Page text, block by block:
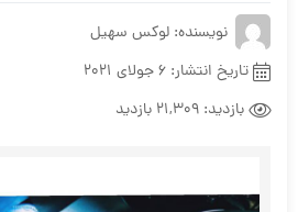
نویسنده: لوکس سهیل
تاریخ انتشار: 6 جولای 2021
بازدید: 21,309 بازدید